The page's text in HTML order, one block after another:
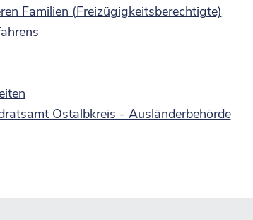
Familien (Freizügigkeitsberechtigte)
Ostalbkreis - Ausländerbehörde